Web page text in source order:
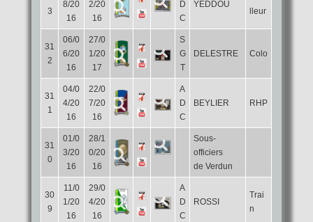
3
8/20
16
2/20
16
D
C
YEDDOU
lleur
31
2
06/0
6/20
16
27/0
1/20
17
S
G
T
DELESTRE Colo
31
1
04/0
4/20
16
22/0
7/20
16
A
D
C
BEYLIER RHP
31
0
01/0
3/20
16
28/1
0/20
16
Sous-
officiers
de Verdun
30
9
11/0
1/20
16
29/0
4/20
16
A
D
C
ROSSI
Trai
n